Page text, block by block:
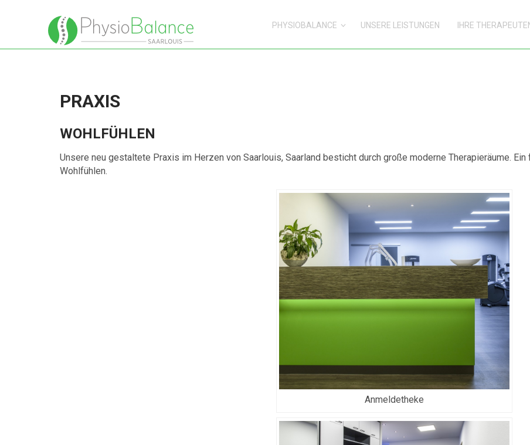
PHYSIOBALANCE UNSERE LEISTUNGEN IHRE
PRAXIS
WOHLFÜHLEN
Unsere neu gestaltete Praxis im Herzen von Saarlouis, Saarland besticht durch große moderne Therapieräume.
Wohlfühlen.
Anmeldetheke